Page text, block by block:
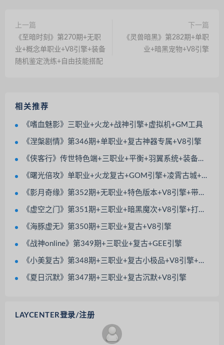
上一篇
《至暗时刻》第270期+无职
业+概念单职业+V8引擎+装备
随机鉴定洗练+自由技能搭配
下一篇
《灵兽暗黑》第282期+单职
业+暗黑宠物+V8引擎
相关推荐
《嗜血魅影》三职业+火龙+战神引擎+虚拟机+GM工具
《涅槃剧情》第346期+单职业+复古神器专属+V8引擎
《侠客行》传世特色端+三职业+平衡+羽翼系统+装备镇魔+极品继承
《曙光倍攻》单职业+火龙复古+GOM引擎+凌霄古城+九五之尊+强者本来+BOSS之家
《影月奇缘》第352期+无职业+特色版本+V8引擎+带光柱+觉醒大师+除魔副本
《虚空之门》第351期+三职业+暗黑魔次+V8引擎+打技能书+宠物大使+神佑法宝
《海豚虚无》第350期+三职业+复古+V8引擎
《战神online》第349期+三职业+复古+GEE引擎
《小美复古》第348期+三职业+复古小极品+V8引擎+特色BUFF+极品套装倍攻
《夏日沉默》第347期+三职业+复古沉默+V8引擎
LAYCENTER登录/注册